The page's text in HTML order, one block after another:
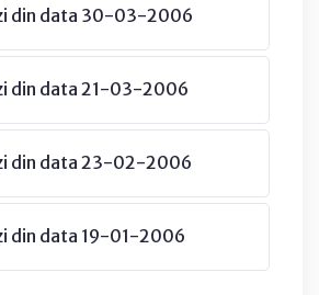
din data 30-03-2006
din data 21-03-2006
din data 23-02-2006
din data 19-01-2006